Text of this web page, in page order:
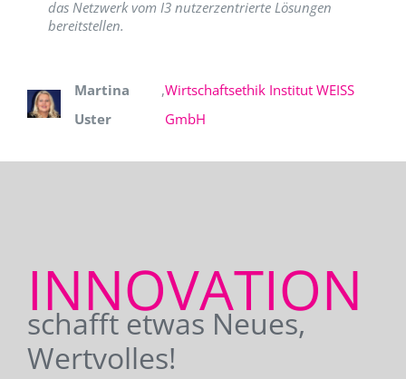
das Netzwerk vom I3 nutzerzentrierte Lösungen
bereitstellen.
Martina
Uster
,Wirtschaftsethik Institut WEISS
GmbH
INNOVATION
schafft etwas Neues,
Wertvolles!